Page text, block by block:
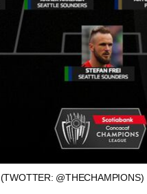
(TWOTTER: @THECHAMPIONS)